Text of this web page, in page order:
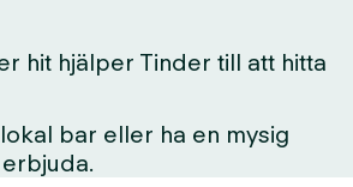
hit hjälper Tinder till att hitta
bar eller ha en mysig